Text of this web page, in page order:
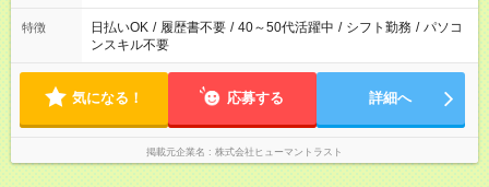
特徴 日払いOK / 履歴書不要 / 40～50代活躍中 / シフト勤務 / パソコ
ンスキル不要
気になる！ 応募する 詳細へ
掲載元企業名 株式会社ヒューマントラスト